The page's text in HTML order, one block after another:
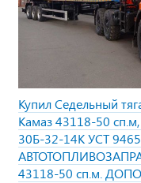
Купил Седельный
Камаз 43118-50
30Б-32-14К УСТ
43118-50 сп.м.